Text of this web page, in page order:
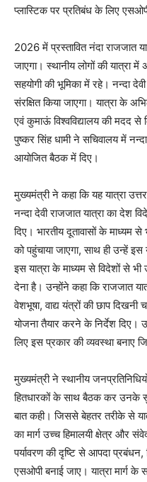
प्लास्टिक पर प्रतिबंध के लिए
2026 में प्रस्तावित नंदा राजजात
जाएगा। स्थानीय लोगों की यात्रा
सहयोगी की भूमिका में रहे। नन्दा
संरक्षित किया जाएगा। यात्रा के
एवं कुमाऊं विश्वविद्यालय की मदद से
पुष्कर सिंह धामी ने सचिवालय में
आयोजित बैठक में दिए।
मुख्यमंत्री ने कहा कि यह यात्रा
नन्दा देवी राजजात यात्रा का देश
दिए। भारतीय दूतावासों के माध्यम से
को पहुंचाया जाएगा, साथ ही उन्हें
इस यात्रा के माध्यम से विदेशों से
देना है। उन्होंने कहा कि राजजात
वेशभूषा, वाद्य यंत्रों की छाप दिखनी
योजना तैयार करने के निर्देश दिए।
लिए इस प्रकार की व्यवस्था बनाए
मुख्यमंत्री ने स्थानीय
हितधारकों के साथ बैठक कर उनके
बात कही। जिससे बेहतर तरीके से
का मार्ग उच्च हिमालयी क्षेत्र और
पर्यावरण की दृष्टि से आपदा
एसओपी बनाई जाए। यात्रा मार्ग के